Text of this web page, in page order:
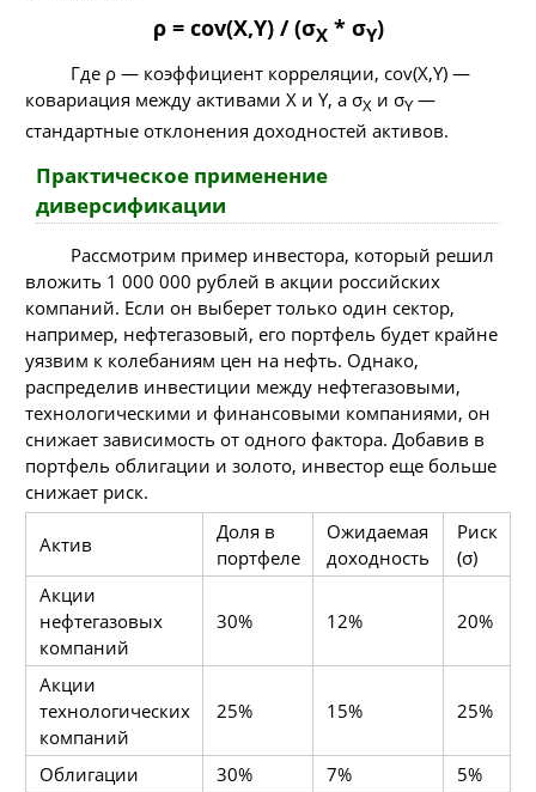
ρ = cov(X,Y) / (σX* σY)
Где ρ — коэффициент корреляции, cov(X,Y) —
ковариация между активами X и Y, а σX и σY —
стандартные отклонения доходностей активов.
Практическое применение
диверсификации
Рассмотрим пример инвестора, который решил
вложить 1 000 000 рублей в акции российских
компаний. Если он выберет только один сектор,
например, нефтегазовый, его портфель будет крайне
уязвим к колебаниям цен на нефть. Однако,
распределив инвестиции между нефтегазовыми,
технологическими и финансовыми компаниями, он
снижает зависимость от одного фактора. Добавив в
портфель облигации и золото, инвестор еще больше
снижает риск.
Актив
Доля в
портфеле
Ожидаемая
доходность
Риск
(σ)
Акции
нефтегазовых
компаний
30% 12% 20%
Акции
технологических
компаний
25% 15% 25%
Облигации 30% 7%
5%